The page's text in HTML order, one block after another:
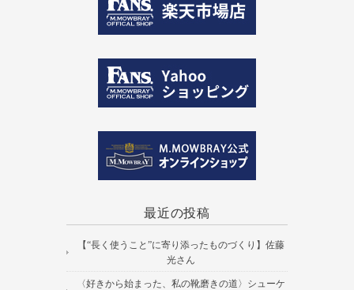
最近の投稿
【“長く使うこと”に寄り添ったものづくり】佐藤
光さん
〈好きから始まった、私の靴磨きの道〉シューケ